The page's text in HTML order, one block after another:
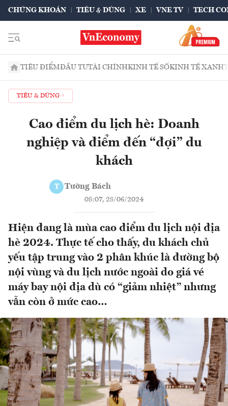
CHỨNG KHOÁN TIÊU & DÙNG XE VNE TV TECH
TIÊU ĐIỂMĐẦU TƯTÀI CHÍNHKINH TẾ SỐKINH TẾ XANH
TIÊU & DÙNG
Cao điểm du lịch hè: Doanh
nghiệp và điểm đến “đợi” du
khách
T Tường Bách
08:07, 28/06/2024
Hiện đang là mùa cao điểm du lịch nội địa
hè 2024. Thực tế cho thấy, du khách chủ
yếu tập trung vào 2 phân khúc là đường bộ
nội vùng và du lịch nước ngoài do giá vé
máy bay nội địa dù có “giảm nhiệt” nhưng
vẫn còn ở mức cao…